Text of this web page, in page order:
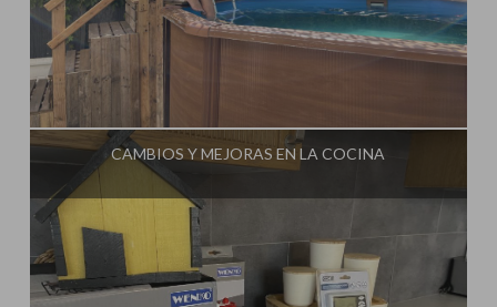
CAMBIOS Y MEJORAS EN LA COCINA